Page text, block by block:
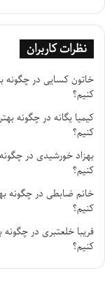
نظرات کاربران
خاتون کسایی در
کنیم؟
کیمیا یگانه در
کنیم؟
بهزاد خورشیدی در
کنیم؟
خانم ضابطی در
کنیم؟
فریبا خلعتبری در
کنیم؟